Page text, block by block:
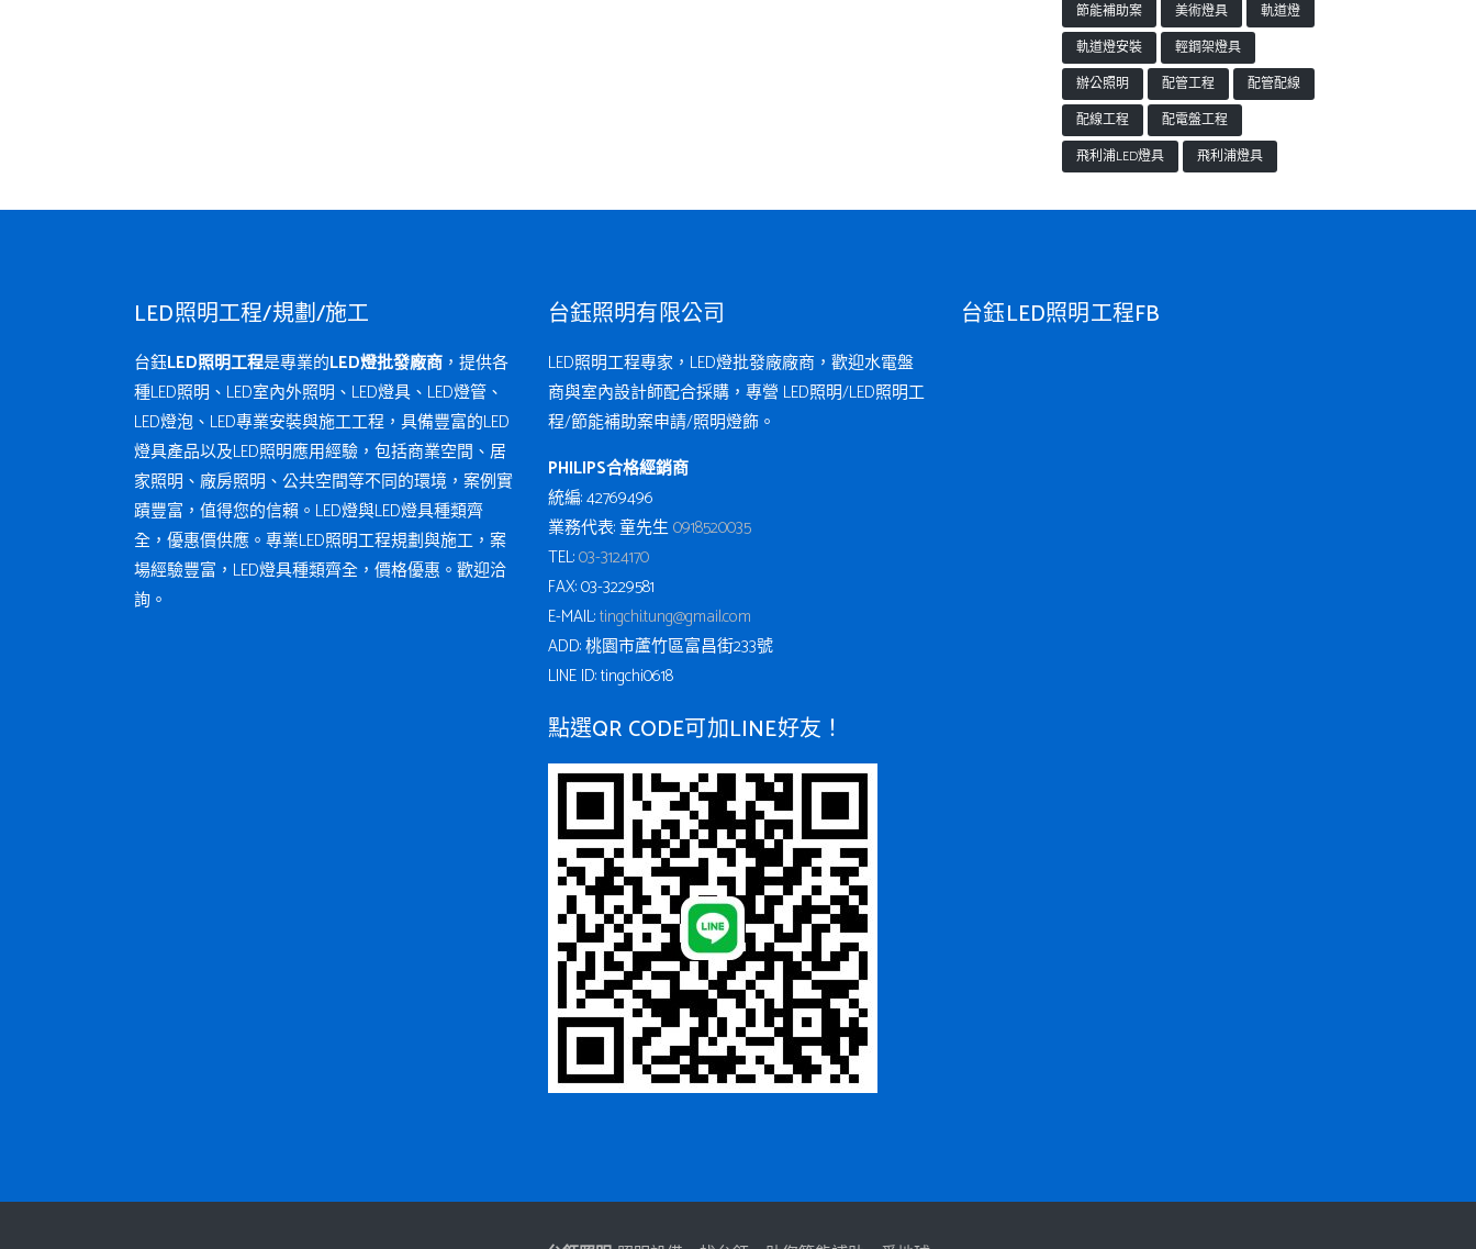
節能補助案
美術燈具
軌道燈
軌道燈安裝
輕鋼架燈具
辦公照明
配管工程
配管配線
配線工程
配電盤工程
飛利浦LED燈具
飛利浦燈具
LED照明工程/規劃/施工
台鈺LED照明工程是專業的LED燈批發廠商 ，提供各
種LED照明、LED室內外照明、LED燈具、LED燈管、
LED燈泡、LED專業安裝與施工工程，具備豐富的LED
燈具產品以及LED照明應用經驗，包括商業空間、居
家照明、廠房照明、公共空間等不同的環境，案例實
蹟豐富，值得您的信賴。LED燈與LED燈具種類齊
全，優惠價供應。專業LED照明工程規劃與施工，案
場經驗豐富，LED燈具種類齊全，價格優惠。歡迎洽
詢。
台鈺照明有限公司
LED照明工程專家，LED燈批發廠廠商，歡迎水電盤
商與室內設計師配合採購，專營 LED照明/LED照明工
程/節能補助案申請/照明燈飾。
PHILIPS合格經銷商
統編: 42769496
業務代表: 童先生0918520035
TEL:03-3124170
FAX: 03-3229581
E-MAIL:tingchi.tung@gmail.com
ADD: 桃園市蘆竹區富昌街233號
LINE ID: tingchi0618
點選QR CODE可加LINE好友！
台鈺LED照明工程FB